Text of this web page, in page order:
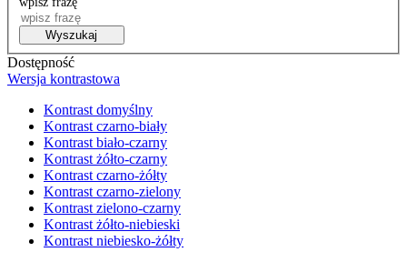
Wyszukaj
Dostępność
Wersja kontrastowa
Kontrast domyślny
Kontrast czarno-biały
Kontrast biało-czarny
Kontrast żółto-czarny
Kontrast czarno-żółty
Kontrast czarno-zielony
Kontrast zielono-czarny
Kontrast żółto-niebieski
Kontrast niebiesko-żółty